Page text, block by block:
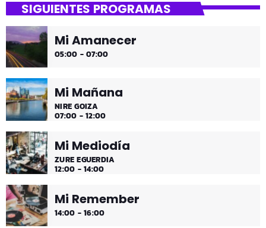
gure gaua
Desconecta y disfruta cada madrugada de la música
más tranquila.
SIGUIENTES PROGRAMAS
Mi Amanecer
05:00 - 07:00
Mi Mañana
NIRE GOIZA
07:00 - 12:00
Mi Mediodía
ZURE EGUERDIA
12:00 - 14:00
Mi Remember
14:00 - 16:00